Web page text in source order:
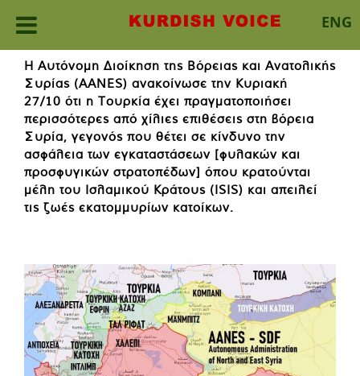
ENG
content
Η Αυτόνομη Διοίκηση της Βόρειας και Ανατολικής
Συρίας (AANES) ανακοίνωσε την Κυριακή
27/10 ότι η Τουρκία έχει πραγματοποιήσει
περισσότερες από χίλιες επιθέσεις στη βόρεια
Συρία, γεγονός που θέτει σε κίνδυνο την
ασφάλεια των εγκαταστάσεων [φυλακών και
προσφυγικών στρατοπέδων] όπου κρατούνται
μέλη του Ισλαμικού Κράτους (ISIS) και απειλεί
τις ζωές εκατομμυρίων κατοίκων.